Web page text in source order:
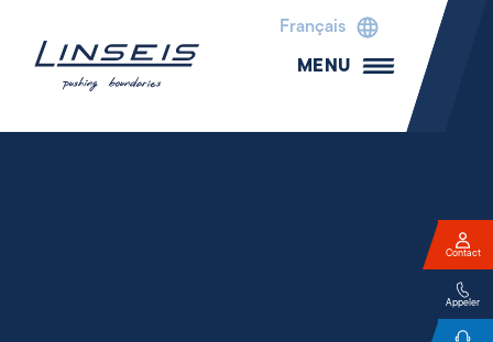
Français
MENU
Contact
Appeler